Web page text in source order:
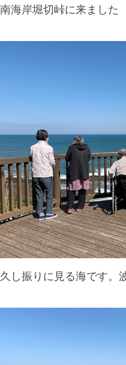
南海岸堀切峠に来ました
久し振りに見る海です。